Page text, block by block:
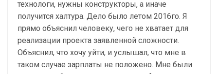
технологи, нужны конструкторы, а иначе
получится халтура. Дело было летом 2016го. Я
прямо объяснил человеку, чего не хватает для
реализации проекта заявленной сложности.
Объяснил, что хочу уйти, и услышал, что мне в
таком случае зарплаты не положено. Мне были